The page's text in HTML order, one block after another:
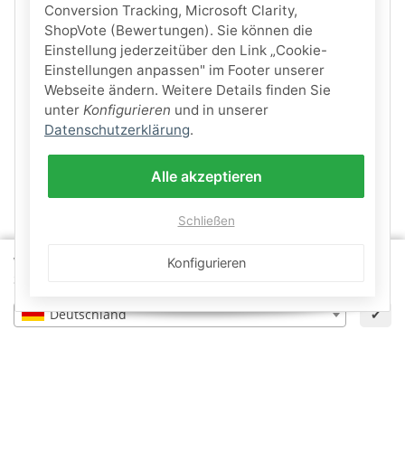
Wähle dein Lieferland, um Preise und Artikel für deinen
Standort zu sehen.
Deutschland ✔
Conversion Tracking, Microsoft Clarity,
ShopVote (Bewertungen). Sie können die
Einstellung jederzeitüber den Link „Cookie-
Einstellungen anpassen" im Footer unserer
Webseite ändern. Weitere Details finden Sie
unter Konfigurieren und in unserer
Datenschutzerklärung.
Alle akzeptieren
Schließen
Konfigurieren